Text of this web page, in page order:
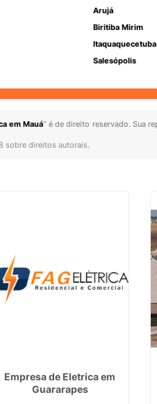
Arujá
Biritiba Mirim
Itaquaquecetuba
Salesópolis
em Mauá" é de direito reservado. Sua
sobre direitos autorais.
Empresa de Eletrica em
Guararapes